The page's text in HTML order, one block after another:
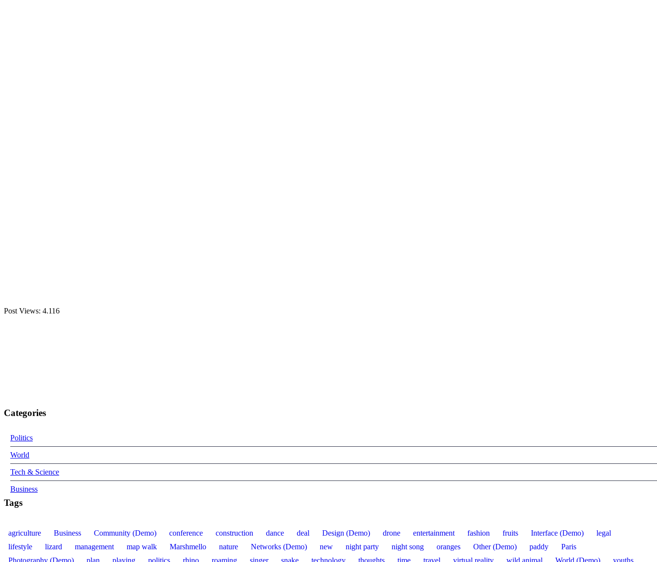
Post Views: 4.116
Categories
Politics
World
Tech & Science
Business
Tags
agriculture Business Community (Demo) conference construction dance deal Design (Demo) drone entertainment fashion fruits Interface (Demo)
legal
lifestyle
lizard management map walk Marshmello nature Networks (Demo) new night party night song oranges Other (Demo) paddy
Paris
Photography (Demo)
plan playing politics rhino roaming singer snake technology thoughts time travel virtual reality wild animal World (Demo) youths